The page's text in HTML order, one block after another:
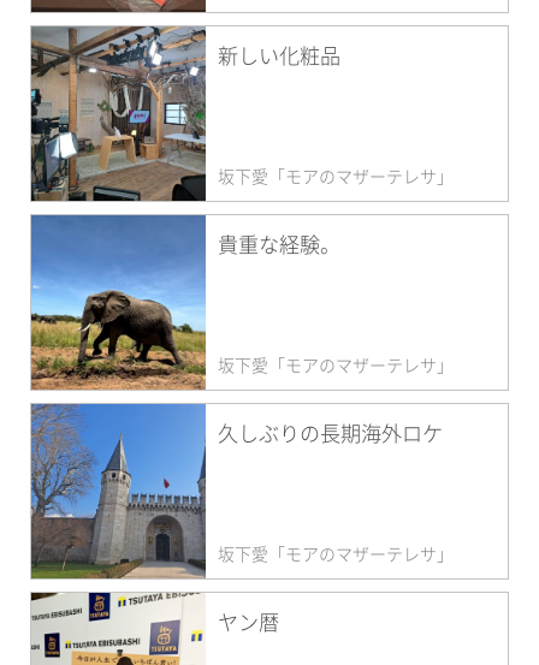
新しい化粧品
坂下愛「モアのマザーテレサ」
貴重な経験。
坂下愛「モアのマザーテレサ」
久しぶりの長期海外ロケ
坂下愛「モアのマザーテレサ」
ヤン暦